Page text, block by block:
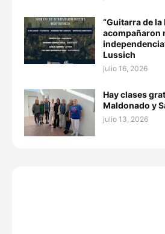
“Guitarra de
acompañaron
Lussich
julio 16, 2026
Hay clases
Maldonado y
julio 13, 2026